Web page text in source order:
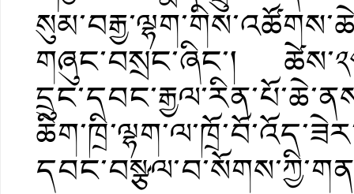
གཞུང་བསྲང་ཞིང་།